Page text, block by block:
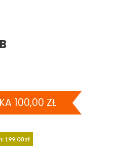
100,00 ZŁ
199,00 zł